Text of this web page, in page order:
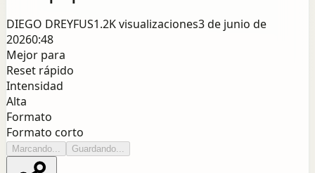
DIEGO DREYFUS1.2Kvisualizaciones3 de junio de
20260:48
Mejor para
Reset rápido
Intensidad
Alta
Formato
Formato corto
Marcando... Guardando...